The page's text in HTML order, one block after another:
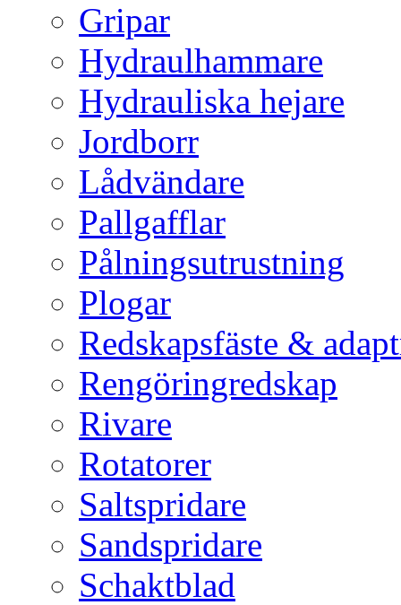
Gripar
Hydraulhammare
Hydrauliska hejare
Jordborr
Lådvändare
Pallgafflar
Pålningsutrustning
Plogar
Redskapsfäste &
Rengöringredskap
Rivare
Rotatorer
Saltspridare
Sandspridare
Schaktblad